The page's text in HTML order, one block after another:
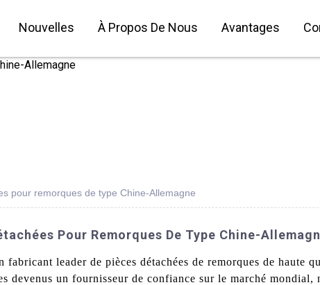
Nouvelles À Propos De Nous Avantages
pour remorques de type Chine-Allemagne
Pour Remorques De Type Chine-
leader de pièces détachées de remorques de haute
devenus un fournisseur de confiance sur le marché mondial,